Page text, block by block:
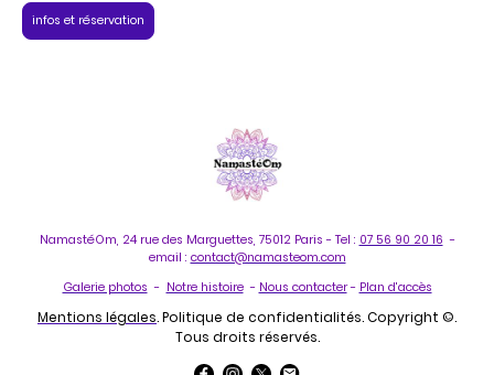
infos et réservation
NamastéOm, 24 rue des Marguettes, 75012 Paris - Tel : 07 56 90 20 16 -
email : contact@namasteom.com
Galerie photos - Notre histoire- Nous contacter- Plan d'accès
Mentions légales. Politique de confidentialités. Copyright ©.
Tous droits réservés.